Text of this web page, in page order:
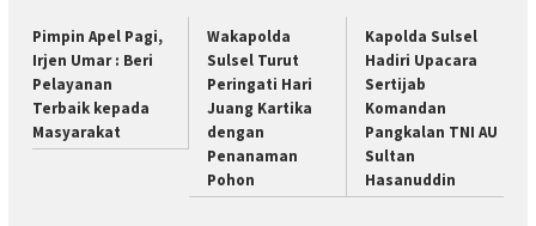
Pimpin Apel Pagi,
Irjen Umar : Beri
Pelayanan
Terbaik kepada
Masyarakat
Wakapolda
Sulsel Turut
Peringati Hari
Juang Kartika
dengan
Penanaman
Pohon
Kapolda Sulsel
Hadiri Upacara
Sertijab
Komandan
Pangkalan TNI AU
Sultan
Hasanuddin